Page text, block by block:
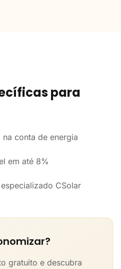
para
conta de energia
em até 8%
CSolar
gratuito e descubra